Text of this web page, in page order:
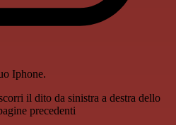
Iphone.
il dito da sinistra a destra dello
precedenti